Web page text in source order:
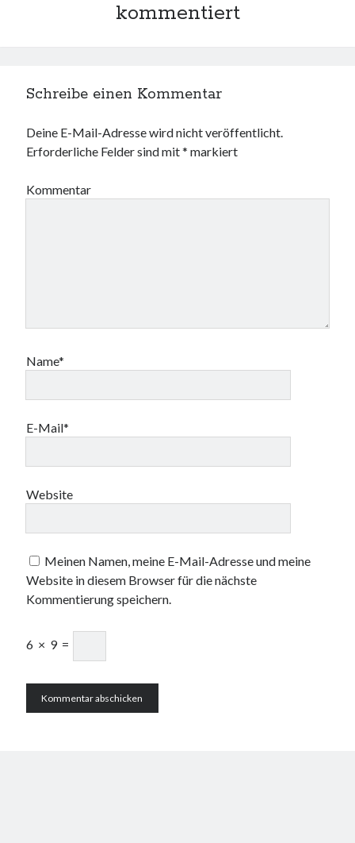
kommentiert
Schreibe einen Kommentar
Deine E-Mail-Adresse wird nicht veröffentlicht.
Erforderliche Felder sind mit* markiert
Kommentar
Name*
E-Mail*
Website
Meinen Namen, meine E-Mail-Adresse und meine
Website in diesem Browser für die nächste
Kommentierung speichern.
6 × 9 =